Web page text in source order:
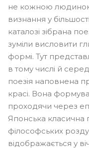
не кожною
визнання у
каталозі зібрана
зуміли висловити
формі. Тут
в тому числі й
поезія наповнена
красі. Вона
проходячи через
Японська класична
філософських
відображається у